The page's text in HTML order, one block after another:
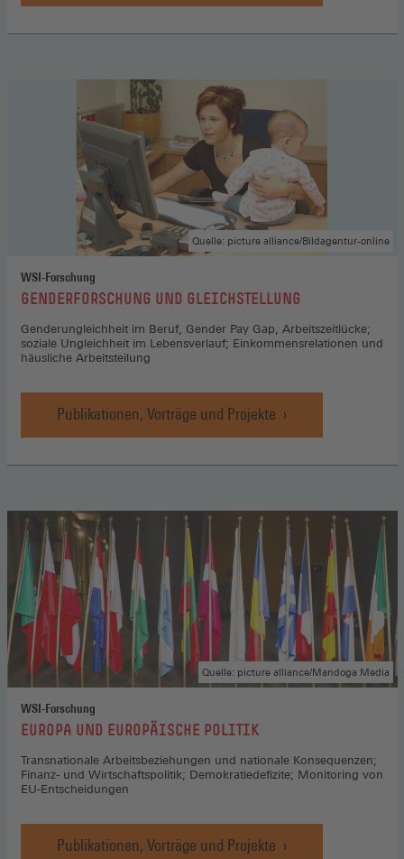
WSI-Forschung
:GENDERFORSCHUNG UND GLEICHSTELLUNG
Genderungleichheit im Beruf, Gender Pay Gap, Arbeitszeitlücke;
soziale Ungleichheit im Lebensverlauf; Einkommensrelationen und
häusliche Arbeitsteilung
Quelle: picture alliance/Bildagentur-online
Publikationen, Vorträge und Projekte
WSI-Forschung
:EUROPA UND EUROPÄISCHE POLITIK
Transnationale Arbeitsbeziehungen und nationale Konsequenzen;
Finanz- und Wirtschaftspolitik; Demokratiedefizite; Monitoring von
EU-Entscheidungen
Quelle: picture alliance/Mandoga Media
Publikationen, Vorträge und Projekte